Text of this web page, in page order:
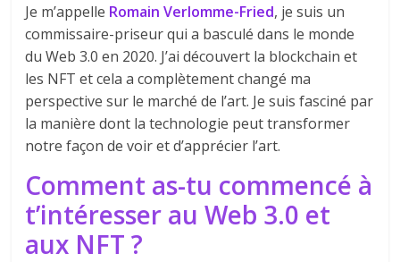
Je m’appelle Romain Verlomme-Fried, je suis un
commissaire-priseur qui a basculé dans le monde
du Web 3.0 en 2020. J’ai découvert la blockchain et
les NFT et cela a complètement changé ma
perspective sur le marché de l’art. Je suis fasciné par
la manière dont la technologie peut transformer
notre façon de voir et d’apprécier l’art.
Comment as-tu commencé à
t’intéresser au Web 3.0 et
aux NFT ?